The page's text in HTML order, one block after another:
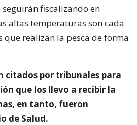
fiscalizando en
altas temperaturas son cada
que realizan la pesca de forma
citados por tribunales para
que los llevo a recibir la
en tanto, fueron
de Salud.